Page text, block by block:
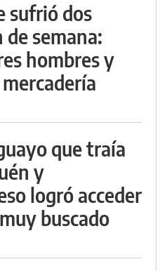
sufrió dos
semana:
hombres y
que traía
y
logró acceder
buscado